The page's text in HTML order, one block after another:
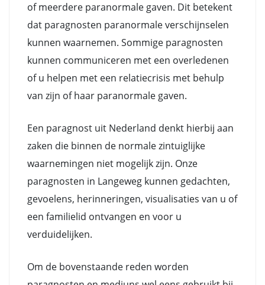
of meerdere paranormale gaven. Dit betekent
dat paragnosten paranormale verschijnselen
kunnen waarnemen. Sommige paragnosten
kunnen communiceren met een overledenen
of u helpen met een relatiecrisis met behulp
van zijn of haar paranormale gaven.
Een paragnost uit Nederland denkt hierbij aan
zaken die binnen de normale zintuiglijke
waarnemingen niet mogelijk zijn. Onze
paragnosten in Langeweg kunnen gedachten,
gevoelens, herinneringen, visualisaties van u of
een familielid ontvangen en voor u
verduidelijken.
Om de bovenstaande reden worden